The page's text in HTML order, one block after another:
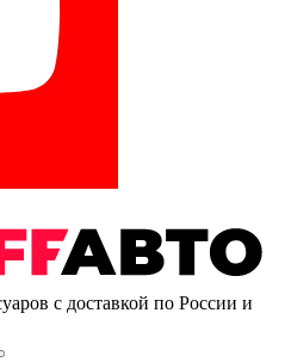
с доставкой по России и